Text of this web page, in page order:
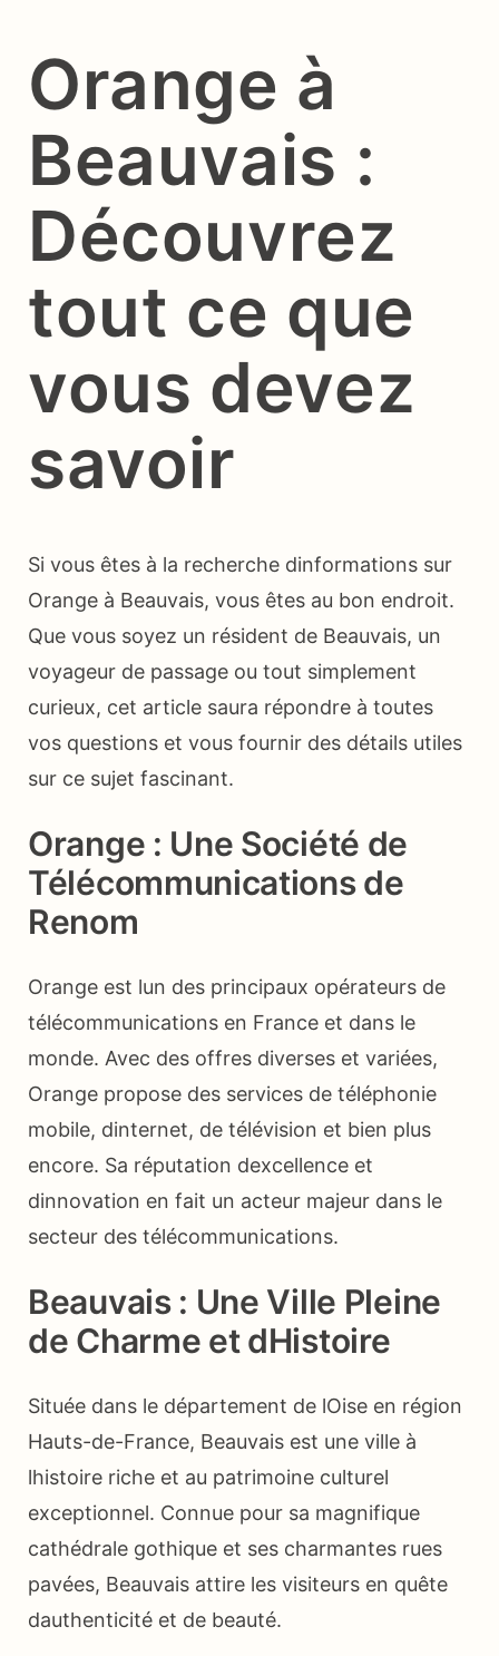
Orange à
Beauvais :
Découvrez
tout ce que
vous devez
savoir
Si vous êtes à la recherche dinformations sur
Orange à Beauvais, vous êtes au bon endroit.
Que vous soyez un résident de Beauvais, un
voyageur de passage ou tout simplement
curieux, cet article saura répondre à toutes
vos questions et vous fournir des détails utiles
sur ce sujet fascinant.
Orange : Une Société de
Télécommunications de
Renom
Orange est lun des principaux opérateurs de
télécommunications en France et dans le
monde. Avec des offres diverses et variées,
Orange propose des services de téléphonie
mobile, dinternet, de télévision et bien plus
encore. Sa réputation dexcellence et
dinnovation en fait un acteur majeur dans le
secteur des télécommunications.
Beauvais : Une Ville Pleine
de Charme et dHistoire
Située dans le département de lOise en région
Hauts-de-France, Beauvais est une ville à
lhistoire riche et au patrimoine culturel
exceptionnel. Connue pour sa magnifique
cathédrale gothique et ses charmantes rues
pavées, Beauvais attire les visiteurs en quête
dauthenticité et de beauté.